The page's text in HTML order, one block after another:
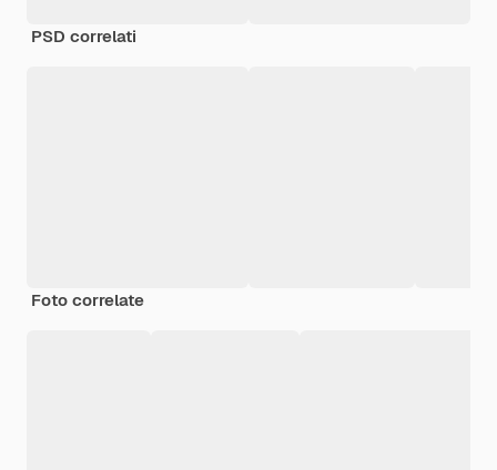
PSD correlati
Foto correlate